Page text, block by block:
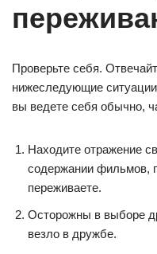
Проверьте себя.
нижеследующие
вы ведете себя обычно,
Находите отражение
содержании фильмов,
переживаете.
Осторожны в выборе
везло в дружбе.